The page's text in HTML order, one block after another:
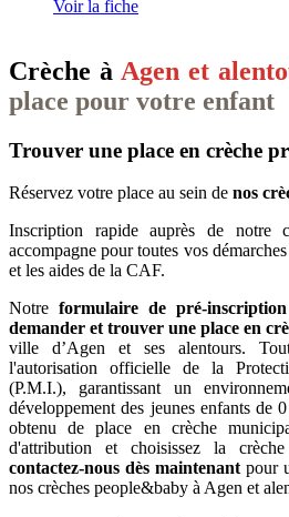
Voir la fiche
Crèche à Agen et
place pour votre enfant
Trouver une place en crèche
Réservez votre place au sein de nos
Inscription rapide auprès de notre
accompagne pour toutes vos
et les aides de la CAF.
Notre formulaire de pré-
demander et trouver une place en
ville d’Agen et ses alentours.
l'autorisation officielle de la
(P.M.I.), garantissant un
développement des jeunes enfants de
obtenu de place en crèche
d'attribution et choisissez la
contactez-nous dès maintenant pour
nos crèches people&baby à Agen et